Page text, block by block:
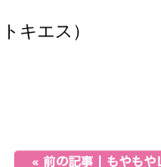
トキエス）